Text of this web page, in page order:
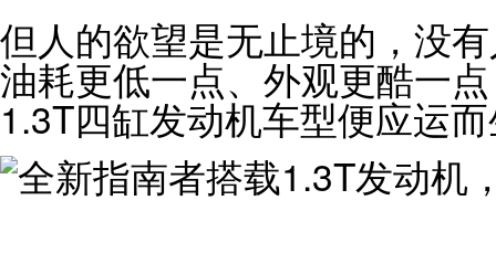
但人的欲望是无止境的，没
油耗更低一点、外观更酷一
1.3T四缸发动机车型便应运